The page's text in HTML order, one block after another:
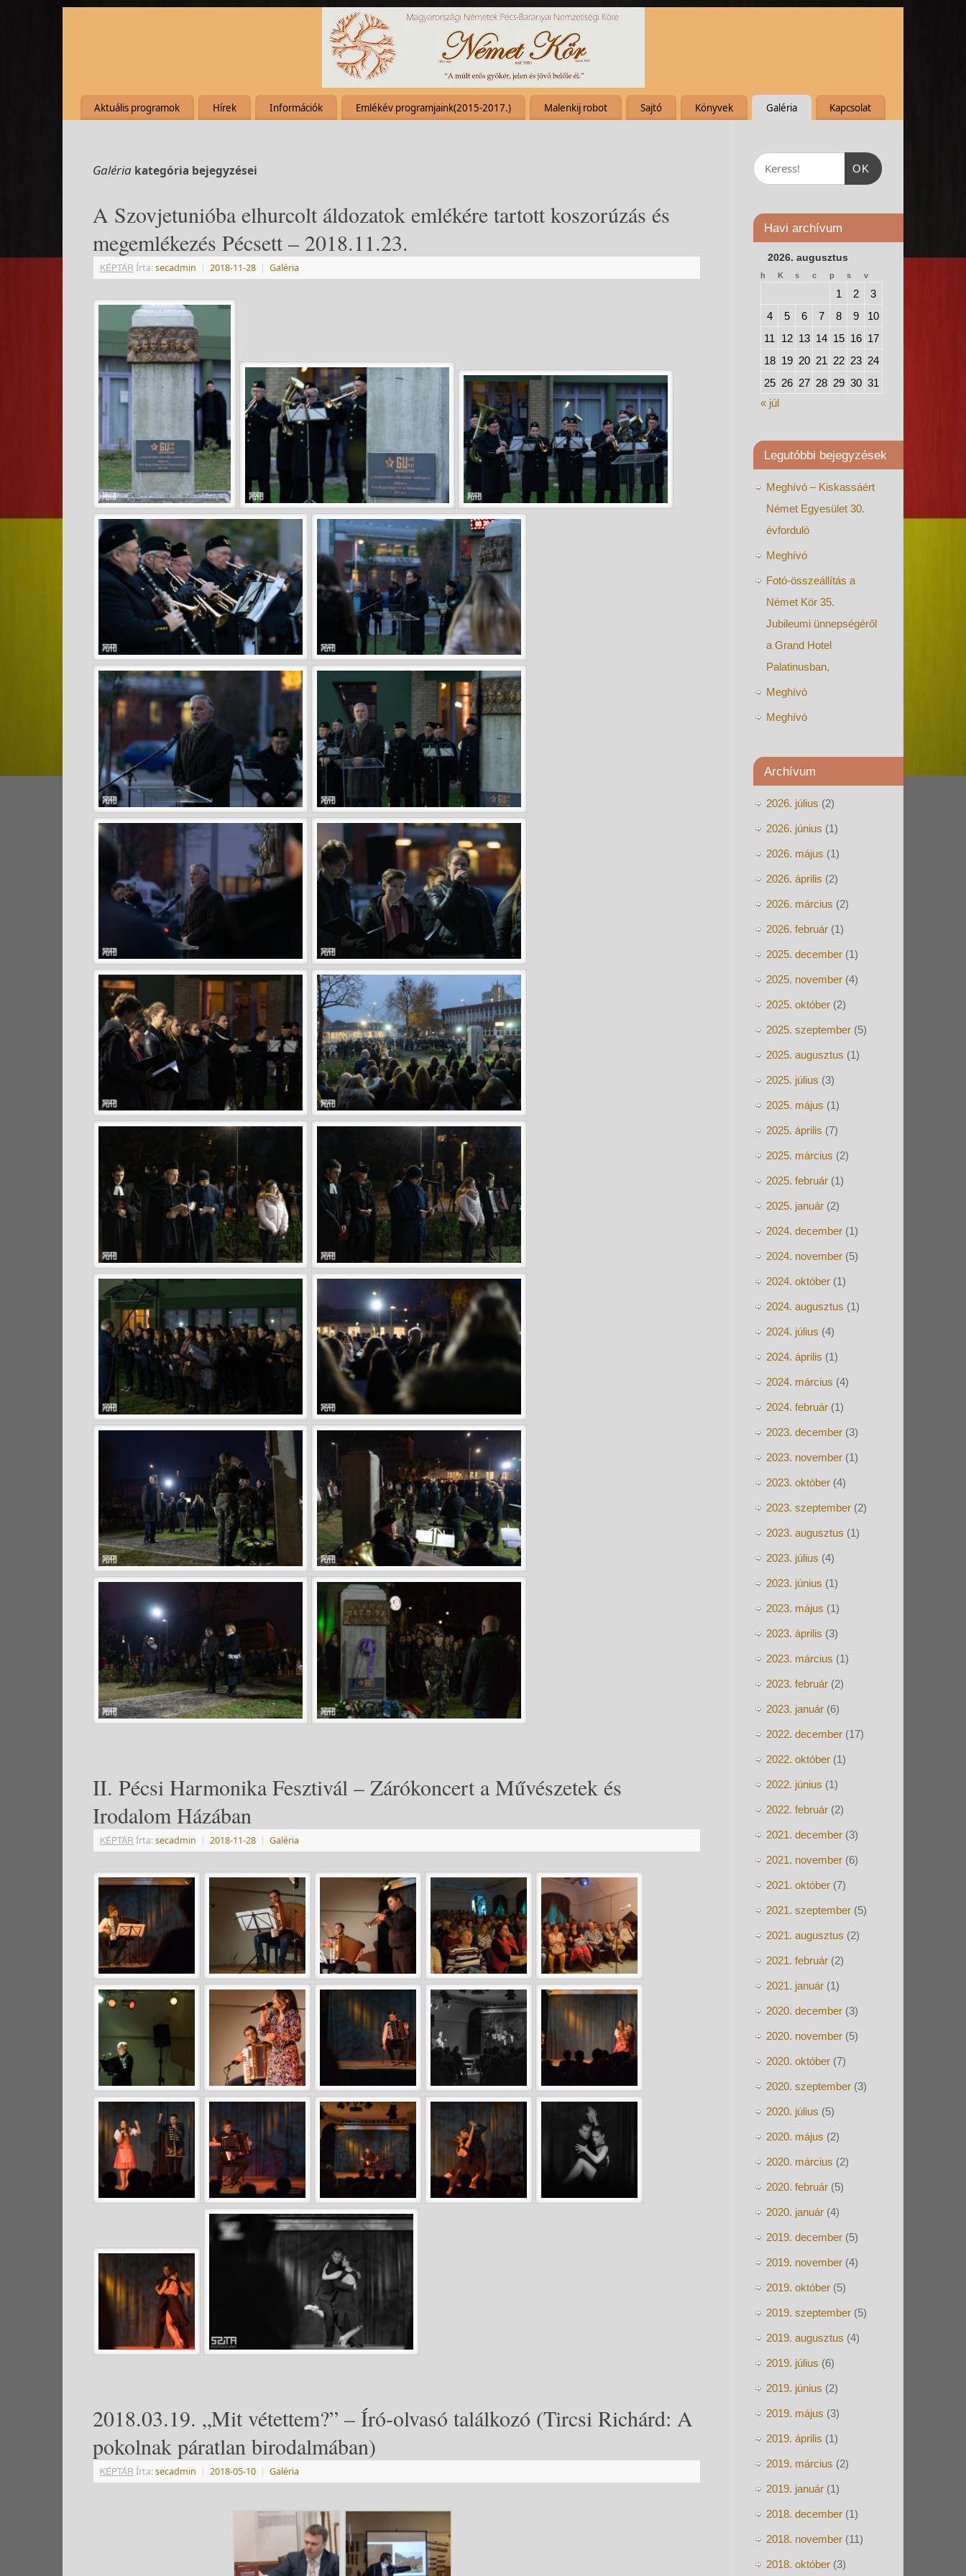
Aktuális programok Hírek Információk Emlékév programjaink(2015-2017.) Malenkij robot Sajtó Könyvek Galéria Kapcsolat
Galéria kategória bejegyzései
A Szovjetunióba elhurcolt áldozatok emlékére tartott koszorúzás és
megemlékezés Pécsett – 2018.11.23.
KÉPTÁR Írta:secadmin | 2018-11-28 | Galéria
II. Pécsi Harmonika Fesztivál – Zárókoncert a Művészetek és
Irodalom Házában
KÉPTÁR Írta:secadmin | 2018-11-28 | Galéria
2018.03.19. „Mit vétettem?” – Író-olvasó találkozó (Tircsi Richárd: A
pokolnak páratlan birodalmában)
KÉPTÁR Írta:secadmin | 2018-05-10 | Galéria
OK
Havi archívum
2026. augusztus
h K s c p s v
1 2
3
4
5 6 7 8 9
10
11
12 13 14 15 16 17
18 19 20 21 22 23 24
25 26 27 28 29 30 31
« júl
Legutóbbi bejegyzések
Meghívó – Kiskassáért
Német Egyesület 30.
évforduló
Meghívó
Fotó-összeállítás a
Német Kör 35.
Jubileumi ünnepségéről
a Grand Hotel
Palatinusban,
Meghívó
Meghívó
Archívum
2026. július (2)
2026. június (1)
2026. május (1)
2026. április (2)
2026. március (2)
2026. február (1)
2025. december (1)
2025. november (4)
2025. október (2)
2025. szeptember (5)
2025. augusztus (1)
2025. július (3)
2025. május (1)
2025. április (7)
2025. március (2)
2025. február (1)
2025. január (2)
2024. december (1)
2024. november (5)
2024. október (1)
2024. augusztus (1)
2024. július (4)
2024. április (1)
2024. március (4)
2024. február (1)
2023. december (3)
2023. november (1)
2023. október (4)
2023. szeptember (2)
2023. augusztus (1)
2023. július (4)
2023. június (1)
2023. május (1)
2023. április (3)
2023. március (1)
2023. február (2)
2023. január (6)
2022. december (17)
2022. október (1)
2022. június (1)
2022. február (2)
2021. december (3)
2021. november (6)
2021. október (7)
2021. szeptember (5)
2021. augusztus (2)
2021. február (2)
2021. január (1)
2020. december (3)
2020. november (5)
2020. október (7)
2020. szeptember (3)
2020. július (5)
2020. május (2)
2020. március (2)
2020. február (5)
2020. január (4)
2019. december (5)
2019. november (4)
2019. október (5)
2019. szeptember (5)
2019. augusztus (4)
2019. július (6)
2019. június (2)
2019. május (3)
2019. április (1)
2019. március (2)
2019. január (1)
2018. december (1)
2018. november (11)
2018. október (3)